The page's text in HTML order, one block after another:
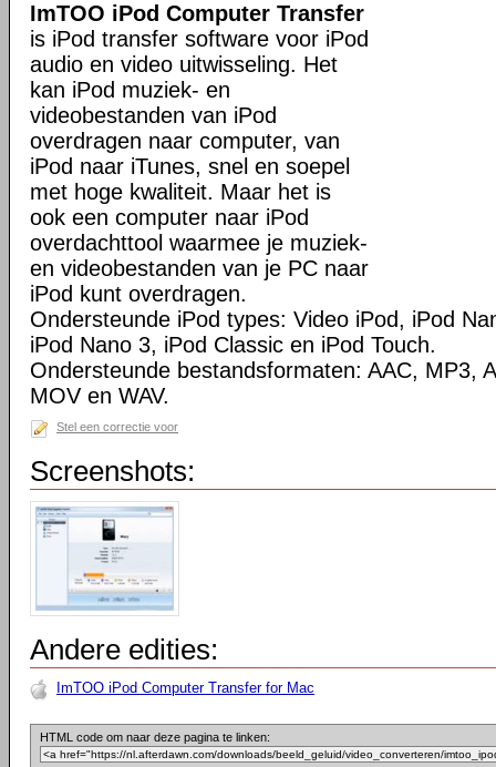
ImTOO iPod Computer Transfer
is iPod transfer software voor iPod
audio en video uitwisseling. Het
kan iPod muziek- en
videobestanden van iPod
overdragen naar computer, van
iPod naar iTunes, snel en soepel
met hoge kwaliteit. Maar het is
ook een computer naar iPod
overdachttool waarmee je muziek-
en videobestanden van je PC naar
iPod kunt overdragen.
Ondersteunde iPod types: Video iPod, iPod
iPod Nano 3, iPod Classic en iPod Touch.
Ondersteunde bestandsformaten: AAC, MP3,
MOV en WAV.
Stel een correctie voor
Screenshots:
Andere edities:
ImTOO iPod Computer Transfer for Mac
HTML code om naar deze pagina te linken: